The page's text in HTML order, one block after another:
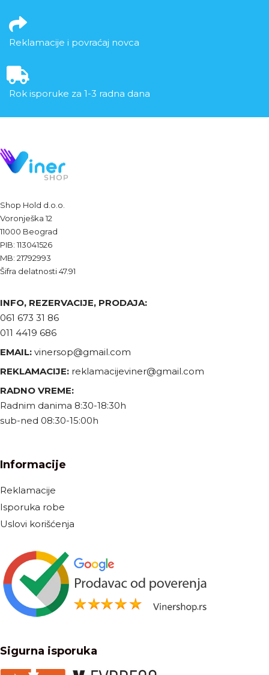
Reklamacije i povraćaj novca
Rok isporuke za 1-3 radna dana
Shop Hold d.o.o.
Voronješka 12
11000 Beograd
PIB: 113041526
MB: 21792993
Šifra delatnosti 47.91
INFO, REZERVACIJE, PRODAJA:
061 673 31 86
011 4419 686
EMAIL: vinersop@gmail.com
REKLAMACIJE: reklamacijeviner@gmail.com
RADNO VREME:
Radnim danima 8:30-18:30h
sub-ned 08:30-15:00h
Informacije
Reklamacije
Isporuka robe
Uslovi korišćenja
Sigurna isporuka